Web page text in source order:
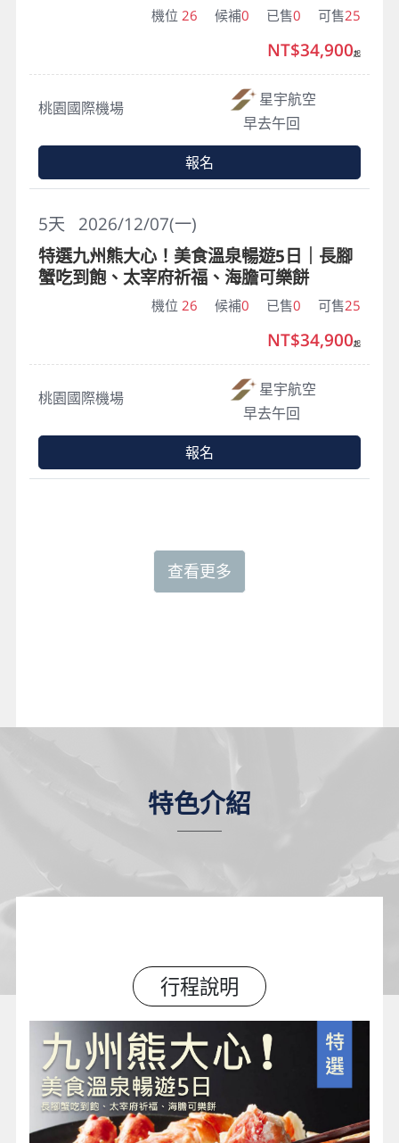
特色介紹
行程說明
機位 26 候補0 已售0 可售25
桃園國際機場
星宇航空
早去午回
NT$34,900起
報名
2026/12/07(一)
5天
特選九州熊大心！美食溫泉暢遊5日｜長腳
蟹吃到飽、太宰府祈福、海膽可樂餅
機位 26 候補0 已售0 可售25
桃園國際機場
星宇航空
早去午回
NT$34,900起
報名
查看更多